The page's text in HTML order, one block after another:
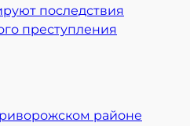
последствия
преступления
районе